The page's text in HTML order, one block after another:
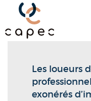
Panneau de
Les loueurs
exonérés